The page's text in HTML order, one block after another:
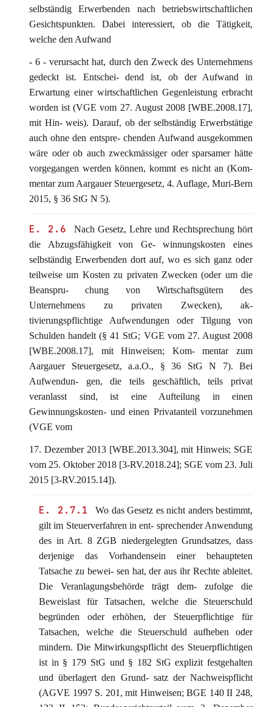
selbständig Erwerbenden nach betriebswirtschaftlichen
Gesichtspunkten. Dabei interessiert, ob die Tätigkeit,
welche den Aufwand
- 6 - verursacht hat, durch den Zweck des Unternehmens
gedeckt ist. Entschei- dend ist, ob der Aufwand in
Erwartung einer wirtschaftlichen Gegenleistung erbracht
worden ist (VGE vom 27. August 2008 [WBE.2008.17],
mit Hin- weis). Darauf, ob der selbständig Erwerbstätige
auch ohne den entspre- chenden Aufwand ausgekommen
wäre oder ob auch zweckmässiger oder sparsamer hätte
vorgegangen werden können, kommt es nicht an (Kom-
mentar zum Aargauer Steuergesetz, 4. Auflage, Muri-Bern
2015, § 36 StG N 5).
E. 2.6
Nach Gesetz, Lehre und Rechtsprechung hört
die Abzugsfähigkeit von Ge- winnungskosten eines
selbständig Erwerbenden dort auf, wo es sich ganz oder
teilweise um Kosten zu privaten Zwecken (oder um die
Beanspru- chung von Wirtschaftsgütern des
Unternehmens zu privaten Zwecken), ak-
tivierungspflichtige Aufwendungen oder Tilgung von
Schulden handelt (§ 41 StG; VGE vom 27. August 2008
[WBE.2008.17], mit Hinweisen; Kom- mentar zum
Aargauer Steuergesetz, a.a.O., § 36 StG N 7). Bei
Aufwendun- gen, die teils geschäftlich, teils privat
veranlasst sind, ist eine Aufteilung in einen
Gewinnungskosten- und einen Privatanteil vorzunehmen
(VGE vom
17. Dezember 2013 [WBE.2013.304], mit Hinweis; SGE
vom 25. Oktober 2018 [3-RV.2018.24]; SGE vom 23. Juli
2015 [3-RV.2015.14]).
E. 2.7.1
Wo das Gesetz es nicht anders bestimmt,
gilt im Steuerverfahren in ent- sprechender Anwendung
des in Art. 8 ZGB niedergelegten Grundsatzes, dass
derjenige das Vorhandensein einer behaupteten
Tatsache zu bewei- sen hat, der aus ihr Rechte ableitet.
Die Veranlagungsbehörde trägt dem- zufolge die
Beweislast für Tatsachen, welche die Steuerschuld
begründen oder erhöhen, der Steuerpflichtige für
Tatsachen, welche die Steuerschuld aufheben oder
mindern. Die Mitwirkungspflicht des Steuerpflichtigen
ist in § 179 StG und § 182 StG explizit festgehalten
und überlagert den Grund- satz der Nachweispflicht
(AGVE 1997 S. 201, mit Hinweisen; BGE 140 II 248,